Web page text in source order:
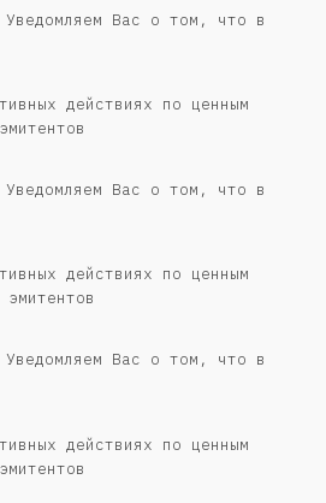
Уведомляем Вас о том, что в
действиях по ценным
Уведомляем Вас о том, что в
действиях по ценным
Уведомляем Вас о том, что в
действиях по ценным